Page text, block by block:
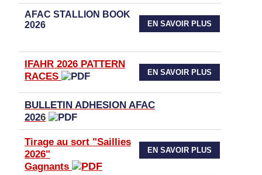
AFAC STALLION BOOK
2026
EN SAVOIR PLUS
IFAHR 2026 PATTERN
RACES
EN SAVOIR PLUS
BULLETIN ADHESION AFAC
2026
Tirage au sort "Saillies
2026"
Gagnants
EN SAVOIR PLUS